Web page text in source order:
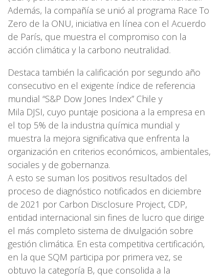
Además, la compañía se unió al programa Race To
Zero de la ONU, iniciativa en línea con el Acuerdo
de París, que muestra el compromiso con la
acción climática y la carbono neutralidad.
Destaca también la calificación por segundo año
consecutivo en el exigente índice de referencia
mundial “S&P Dow Jones Index” Chile y
Mila DJSI, cuyo puntaje posiciona a la empresa en
el top 5% de la industria química mundial y
muestra la mejora significativa que enfrenta la
organización en criterios económicos, ambientales,
sociales y de gobernanza.
A esto se suman los positivos resultados del
proceso de diagnóstico notificados en diciembre
de 2021 por Carbon Disclosure Project, CDP,
entidad internacional sin fines de lucro que dirige
el más completo sistema de divulgación sobre
gestión climática. En esta competitiva certificación,
en la que SQM participa por primera vez, se
obtuvo la categoría B, que consolida a la